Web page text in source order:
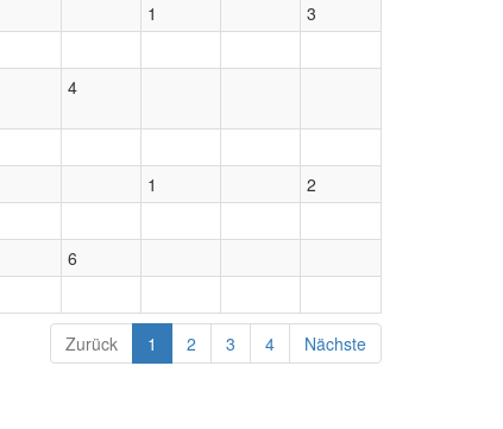
1
3
4
1
2
6
Zurück 1 2 3 4 Nächste